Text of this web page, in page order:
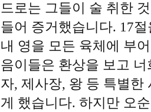
드로는 그들이 술 취한
들어 증거했습니다. 17
내 영을 모든 육체에 부
음이들은 환상을 보고
자, 제사장, 왕 등 특별한
게 했습니다. 하지만 오